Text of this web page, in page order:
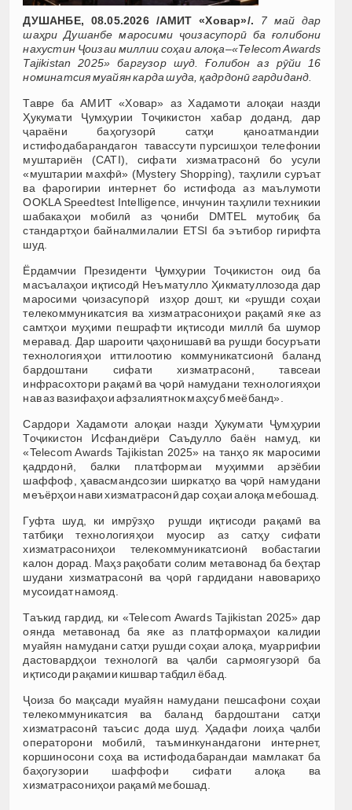
ДУШАНБЕ, 08.05.2026 /АМИТ «Ховар»/. 7 май дар
шаҳри Душанбе маросими ҷоизасупорӣ ба ғолибони
нахустин Ҷоизаи миллии соҳаи алоқа–«Telecom Awards
Tajikistan 2025» баргузор шуд.
Ғолибон аз рӯйи 16
номинатсия муайян карда шуда, қадрдонӣ гардиданд.
Тавре ба АМИТ «Ховар» аз Хадамоти алоқаи назди
Ҳукумати Ҷумҳурии Тоҷикистон хабар доданд, дар
ҷараёни баҳогузорӣ сатҳи қаноатмандии
истифодабарандагон тавассути пурсишҳои телефонии
муштариён (CATI), сифати хизматрасонӣ бо усули
«муштарии махфӣ» (Mystery Shopping), таҳлили суръат
ва фарогирии интернет бо истифода аз маълумоти
OOKLA Speedtest Intelligence, инчунин таҳлили техникии
шабакаҳои мобилӣ аз ҷониби DMTEL мутобиқ ба
стандартҳои байналмилалии ETSI ба эътибор гирифта
шуд.
Ёрдамчии Президенти Ҷумҳурии Тоҷикистон оид ба
масъалаҳои иқтисодӣ Неъматулло Ҳикматуллозода дар
маросими ҷоизасупорӣ изҳор дошт, ки «рушди соҳаи
телекоммуникатсия ва хизматрасониҳои рақамӣ яке аз
самтҳои муҳими пешрафти иқтисоди миллӣ ба шумор
меравад. Дар шароити ҷаҳонишавӣ ва рушди босуръати
технологияҳои иттилоотию коммуникатсионӣ баланд
бардоштани сифати хизматрасонӣ, тавсеаи
инфрасохтори рақамӣ ва ҷорӣ намудани технологияҳои
нав аз вазифаҳои афзалиятнок маҳсуб меёбанд».
Сардори Хадамоти алоқаи назди Ҳукумати Ҷумҳурии
Тоҷикистон Исфандиёри Саъдулло баён намуд, ки
«Telecom Awards Tajikistan 2025» на танҳо як маросими
қадрдонӣ, балки платформаи муҳимми арзёбии
шаффоф, ҳавасмандсозии ширкатҳо ва ҷорӣ намудани
меъёрҳои нави хизматрасонӣ дар соҳаи алоқа мебошад.
Гуфта шуд, ки имрӯзҳо рушди иқтисоди рақамӣ ва
татбиқи технологияҳои муосир аз сатҳу сифати
хизматрасониҳои телекоммуникатсионӣ вобастагии
калон дорад. Маҳз рақобати солим метавонад ба беҳтар
шудани хизматрасонӣ ва ҷорӣ гардидани навовариҳо
мусоидат намояд.
Таъкид гардид, ки «Telecom Awards Tajikistan 2025» дар
оянда метавонад ба яке аз платформаҳои калидии
муайян намудани сатҳи рушди соҳаи алоқа, муаррифии
дастовардҳои технологӣ ва ҷалби сармоягузорӣ ба
иқтисоди рақамии кишвар табдил ёбад.
Ҷоиза бо мақсади муайян намудани пешсафони соҳаи
телекоммуникатсия ва баланд бардоштани сатҳи
хизматрасонӣ таъсис дода шуд. Ҳадафи лоиҳа ҷалби
операторони мобилӣ, таъминкунандагони интернет,
коршиносони соҳа ва истифодабарандаи мамлакат ба
баҳогузории шаффофи сифати алоқа ва
хизматрасониҳои рақамӣ мебошад.